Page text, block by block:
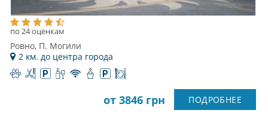
по 24 оценкам
Ровно, П. Могили
2 км. до центра города
от 3846 грн ПОДРОБНЕЕ